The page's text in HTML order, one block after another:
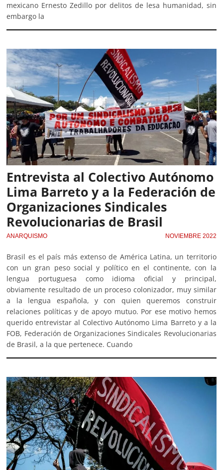
mexicano Ernesto Zedillo por delitos de lesa humanidad, sin
embargo la
Entrevista al Colectivo Autónomo
Lima Barreto y a la Federación de
Organizaciones Sindicales
Revolucionarias de Brasil
ANARQUISMO NOVIEMBRE 2022
Brasil es el país más extenso de América Latina, un territorio
con un gran peso social y político en el continente, con la
lengua portuguesa como idioma oficial y principal,
obviamente resultado de un proceso colonizador, muy similar
a la lengua española, y con quien queremos construir
relaciones políticas y de apoyo mutuo. Por ese motivo hemos
querido entrevistar al Colectivo Autónomo Lima Barreto y a la
FOB, Federación de Organizaciones Sindicales Revolucionarias
de Brasil, a la que pertenece. Cuando